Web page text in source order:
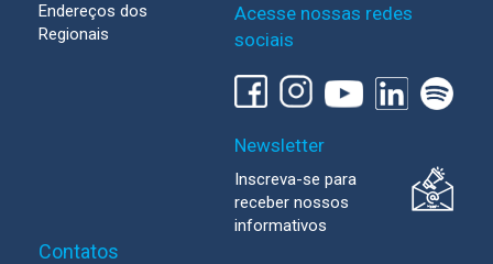
Endereços dos
Regionais
Acesse nossas redes
sociais
Newsletter
Inscreva-se para
receber nossos
informativos
Contatos